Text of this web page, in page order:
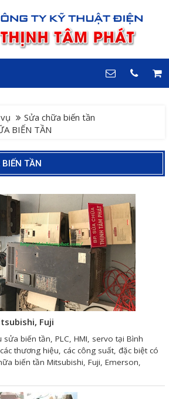
Sửa chữa biến tần
BIẾN TẦN
TẦN
Fuji
sửa biến tần, PLC, HMI, servo tại Bình
thương hiệu, các công suất, đặc biệt có
biến tần Mitsubishi, Fuji, Emerson,
An
giám
mã
độ
GIỎ HÀNG
LIÊN HỆ
Hotline
64 đường 24, KDC Hiệp
Thủ Dầu Một, Tỉnh Bình
Điện thoại
0909 199 102
COPYRIGHT 2018. ALL RIGHTS RESERVED